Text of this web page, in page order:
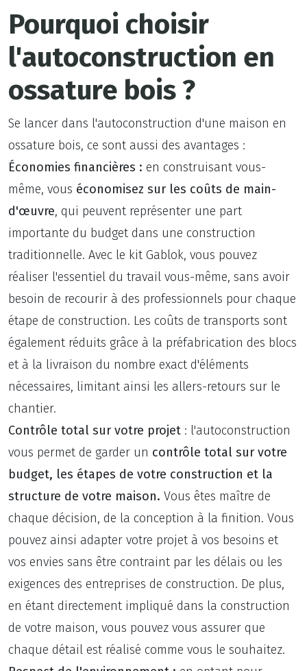
Pourquoi choisir
l'autoconstruction en
ossature bois ?
Se lancer dans l'autoconstruction d'une maison en
ossature bois, ce sont aussi des avantages :
Économies financières : en construisant vous-
même, vous économisez sur les coûts de main-
d'œuvre, qui peuvent représenter une part
importante du budget dans une construction
traditionnelle. Avec le kit Gablok, vous pouvez
réaliser l'essentiel du travail vous-même, sans avoir
besoin de recourir à des professionnels pour chaque
étape de construction. Les coûts de transports sont
également réduits grâce à la préfabrication des blocs
et à la livraison du nombre exact d'éléments
nécessaires, limitant ainsi les allers-retours sur le
chantier.
Contrôle total sur votre projet : l'autoconstruction
vous permet de garder un contrôle total sur votre
budget, les étapes de votre construction et la
structure de votre maison. Vous êtes maître de
chaque décision, de la conception à la finition. Vous
pouvez ainsi adapter votre projet à vos besoins et
vos envies sans être contraint par les délais ou les
exigences des entreprises de construction. De plus,
en étant directement impliqué dans la construction
de votre maison, vous pouvez vous assurer que
chaque détail est réalisé comme vous le souhaitez.